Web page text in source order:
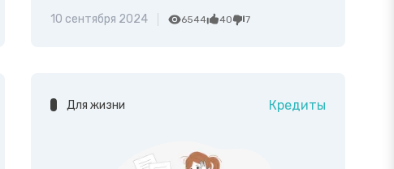
10 сентября 2024 6544 40 7
Для жизни Кредиты